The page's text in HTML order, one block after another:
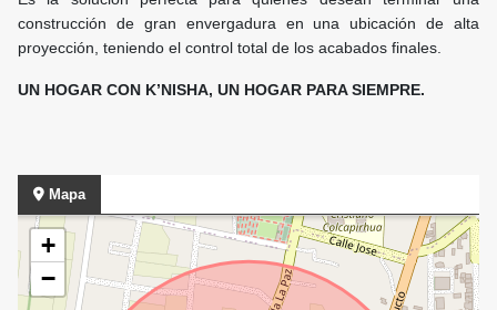
construcción de gran envergadura en una ubicación de alta
proyección, teniendo el control total de los acabados finales.
UN HOGAR CON K’NISHA, UN HOGAR PARA SIEMPRE.
Mapa
+
−